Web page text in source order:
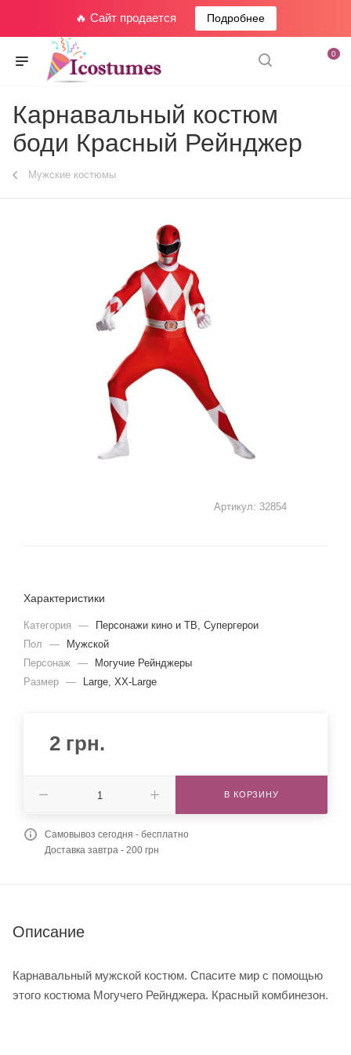
🔥 Сайт продается Подробнее
0
Карнавальный костюм
боди Красный Рейнджер
Мужские костюмы
Артикул: 32854
Характеристики
Категория —
Персонажи кино и ТВ, Супергерои
Пол
—
Мужской
Персонаж —
Могучие Рейнджеры
Размер — Large, XX-Large
2 грн.
В КОРЗИНУ
Самовывоз сегодня - бесплатно
Доставка завтра - 200 грн
Описание
Карнавальный мужской костюм. Спасите мир с помощью
этого костюма Могучего Рейнджера. Красный комбинезон.